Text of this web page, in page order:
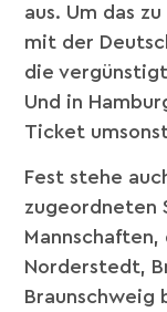
aus. Um das
mit der
die
Und in
Ticket
Fest stehe
zugeordneten
Mannschaften,
Norderstedt,
Braunschweig